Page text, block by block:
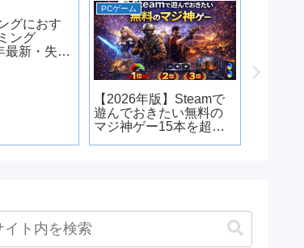
グにおす
ング
最新・失敗
PCゲーム
【2026年版】Steamで
遊んでおきたい無料の
マジ神ゲー15本を超厳